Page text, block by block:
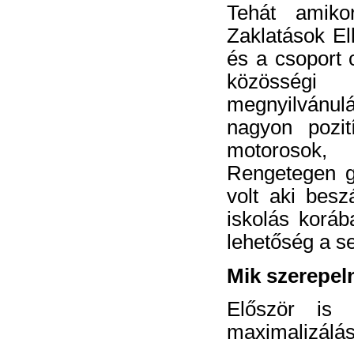
Tehát
Zaklatások
és a csoport
nagyon
Rengetegen
volt aki
iskolás
lehetőség a
Mik
Először is